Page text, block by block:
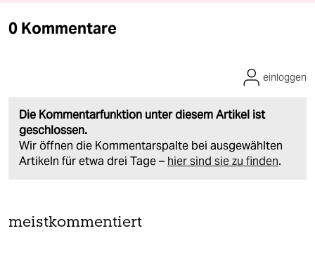
0 Kommentare
Die Kommentarfunktion unter diesem Artikel ist
geschlossen.
Wir öffnen die Kommentarspalte bei ausgewählten
Artikeln für etwa drei Tage – hier sind sie zu finden.
einloggen
meistkommentiert